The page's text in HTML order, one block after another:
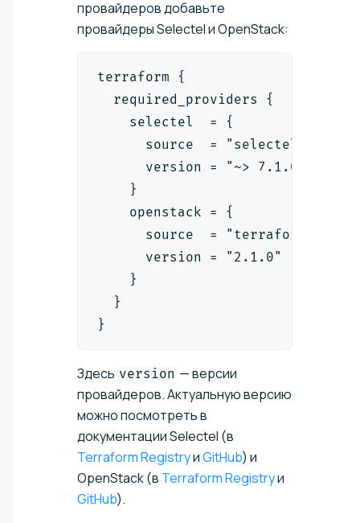
провайдеров добавьте
провайдеры Selectel и OpenStack:
terraform {
  required_providers {
    selectel  = {
source  = "selectel/
      version = "~> 7.1.0"
    }
    openstack = {
source  = "terraform-
      version = "2.1.0"
    }
  }
}
Здесь version — версии
провайдеров.Актуальную версию
можно посмотреть в
документации Selectel (в
Terraform RegistryиGitHub) и
OpenStack (в Terraform Registryи
GitHub).